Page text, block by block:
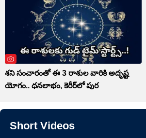
శని సంచారంతో ఈ 3 రాశుల వారికి అదృష్ట
యోగం.. ధనలాభం, కెరీర్‌లో పుర
Short Videos